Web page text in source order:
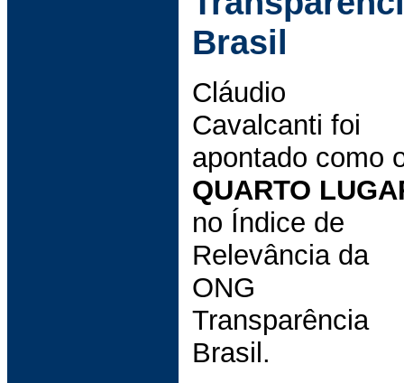
Brasil
Cláudio
Cavalcanti foi
apontado como
QUARTO
no Índice de
Relevância da
ONG
Transparência
Brasil.